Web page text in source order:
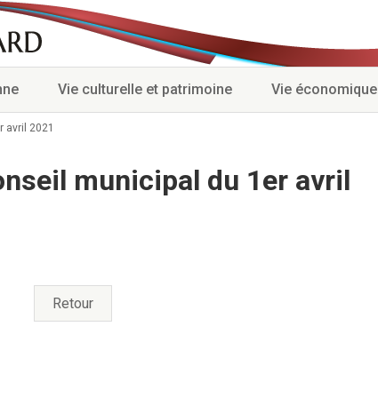
Vie culturelle et patrimoine Vie économique
avril 2021
municipal du 1er avril
Retour